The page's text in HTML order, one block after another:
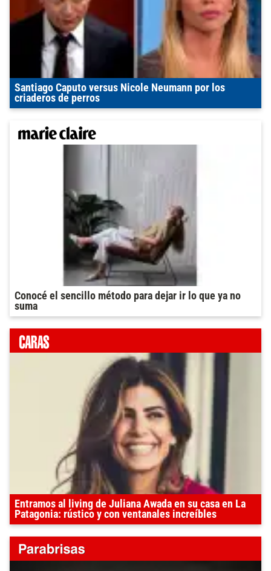
Santiago Caputo versus Nicole Neumann por los
criaderos de perros
Conocé el sencillo método para dejar ir lo que ya no
suma
Entramos al living de Juliana Awada en su casa en La
Patagonia: rústico y con ventanales increíbles